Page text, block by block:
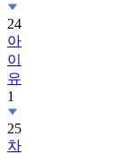
24
아
이
유
1
25
차